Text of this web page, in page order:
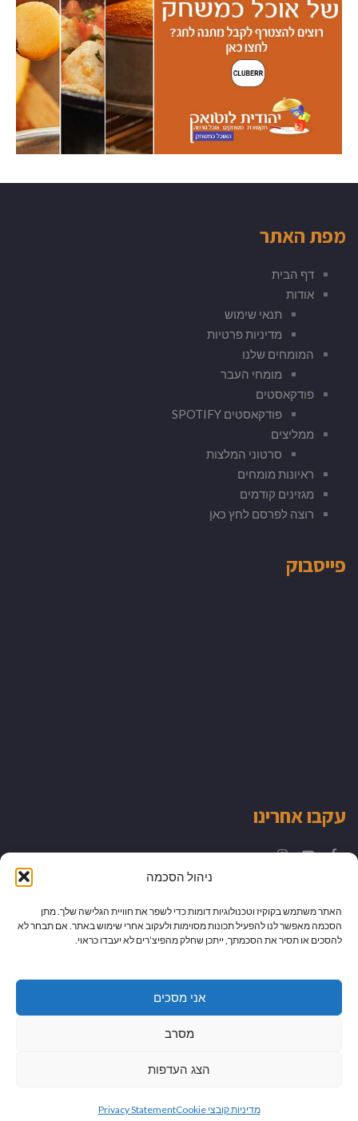
ניהול הסכמה
האתר משתמש בקוקיז וטכנולוגיות דומות כדי לשפר את חוויית הגלישה שלך. מתן
הסכמה מאפשר לנו להפעיל תכונות מסוימות ולעקוב אחרי שימוש באתר. אם תבחר לא
להסכים או תסיר את הסכמתך, ייתכן שחלק מהפיצ’רים לא יעבדו כראוי.
אני מסכים
מסרב
הצג העדפות
מדיניות קובצי Cookie Privacy Statement
מפת האתר
דף הבית
אודות
תנאי שימוש
מדיניות פרטיות
המומחים שלנו
מומחי העבר
פודקאסטים
פודקאסטים SPOTIFY
ממליצים
סרטוני המלצות
ראיונות מומחים
מגזינים קודמים
רוצה לפרסם לחץ כאן
פייסבוק
עקבו אחרינו
מיתוג עיצוב ובניית אתרים